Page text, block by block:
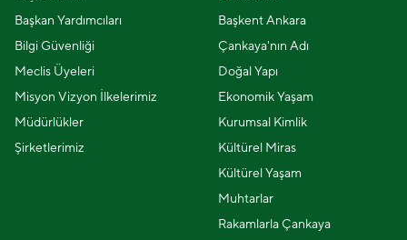
Başkan Yardımcıları
Bilgi Güvenliği
Meclis Üyeleri
Misyon Vizyon İlkelerimiz
Müdürlükler
Şirketlerimiz
Başkent Ankara
Çankaya'nın Adı
Doğal Yapı
Ekonomik Yaşam
Kurumsal Kimlik
Kültürel Miras
Kültürel Yaşam
Muhtarlar
Rakamlarla Çankaya